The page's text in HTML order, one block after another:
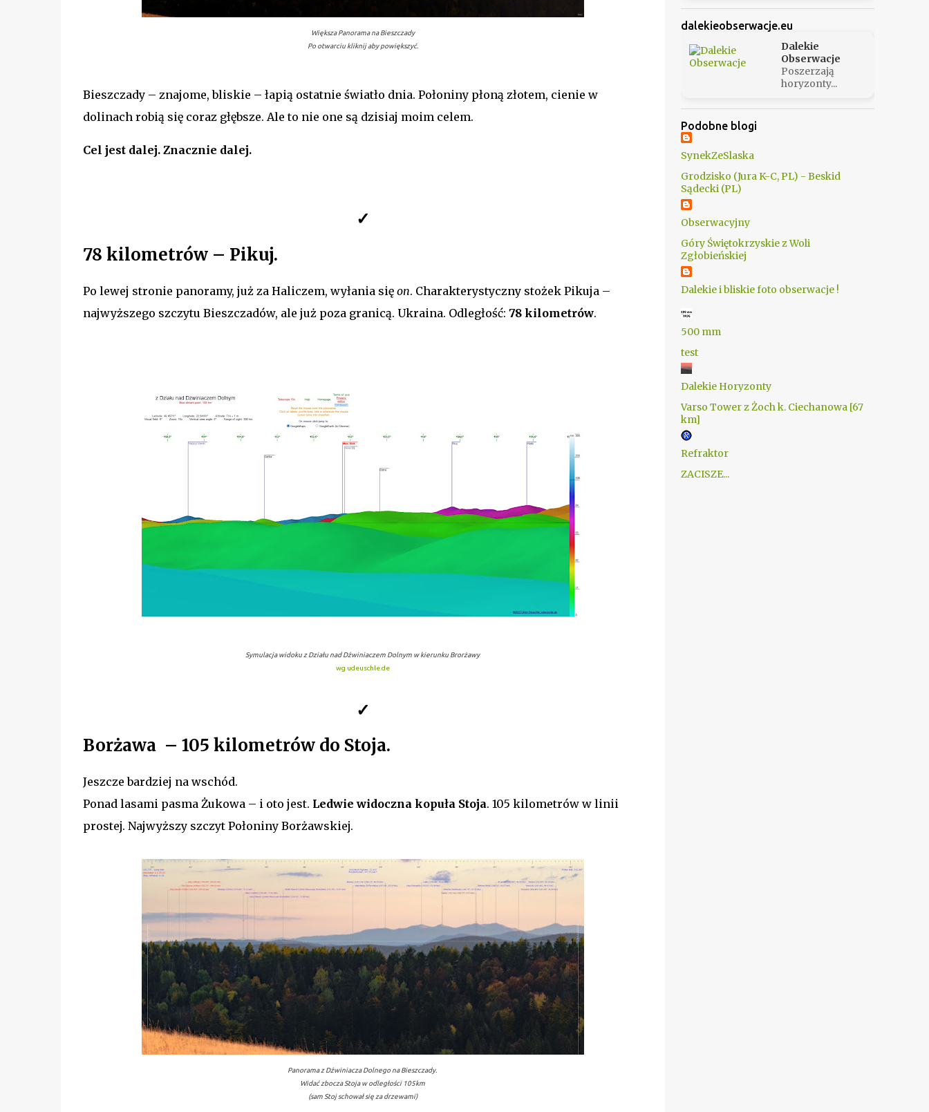
Większa Panorama na Bieszczady
Po otwarciu kliknij aby powiększyć.
Bieszczady – znajome, bliskie – łapią ostatnie światło dnia. Połoniny płoną złotem, cienie w
dolinach robią się coraz głębsze. Ale to nie one są dzisiaj moim celem.
Cel jest dalej. Znacznie dalej.
✓
78 kilometrów – Pikuj.
Po lewej stronie panoramy, już za Haliczem, wyłania się on. Charakterystyczny stożek Pikuja –
najwyższego szczytu Bieszczadów, ale już poza granicą. Ukraina. Odległość: 78 kilometrów.
Symulacja widoku z Działu nad Dźwiniaczem Dolnym w kierunku Brorżawy
wg udeuschle.de
✓
Borżawa – 105 kilometrów do Stoja.
Jeszcze bardziej na wschód.
Ponad lasami pasma Żukowa – i oto jest. Ledwie widoczna kopuła Stoja. 105 kilometrów w linii
prostej. Najwyższy szczyt Połoniny Borżawskiej.
Panorama z Dźwiniacza Dolnego na Bieszczady.
Widać zbocza Stoja w odległości 105km
(sam Stoj schował się za drzewami)
dalekieobserwacje.eu
Dalekie
Obserwacje
Poszerzają
horyzonty...
Podobne blogi
SynekZeSlaska
Grodzisko (Jura K-C, PL) - Beskid
Sądecki (PL)
Obserwacyjny
Góry Świętokrzyskie z Woli
Zgłobieńskiej
Dalekie i bliskie foto obserwacje !
500 mm
test
Dalekie Horyzonty
Varso Tower z Żoch k. Ciechanowa [67
km]
Refraktor
ZACISZE...